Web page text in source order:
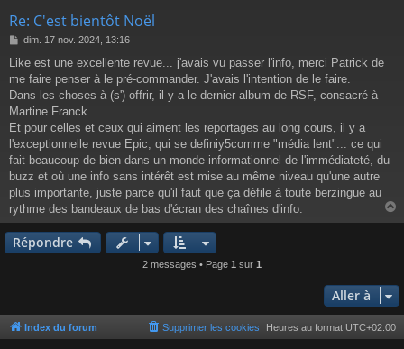
Re: C'est bientôt Noël
M
s
s
a
dim. 17 nov. 2024, 13:16
Like est une excellente revue... j'avais vu passer l'info, merci Patrick de
me faire penser à le pré-commander. J'avais l'intention de le faire.
Dans les choses à (s') offrir, il y a le dernier album de RSF, consacré à
Martine Franck.
Et pour celles et ceux qui aiment les reportages au long cours, il y a
l'exceptionnelle revue Epic, qui se definiy5comme "média lent"... ce qui
fait beaucoup de bien dans un monde informationnel de l'immédiateté, du
buzz et où une info sans intérêt est mise au même niveau qu'une autre
plus importante, juste parce qu'il faut que ça défile à toute berzingue au
rythme des bandeaux de bas d'écran des chaînes d'info.
a
Répondre
2 messages • Page 1 sur 1
Aller à
Index du forum Heures au format UTC+02:00
Supprimer les cookies